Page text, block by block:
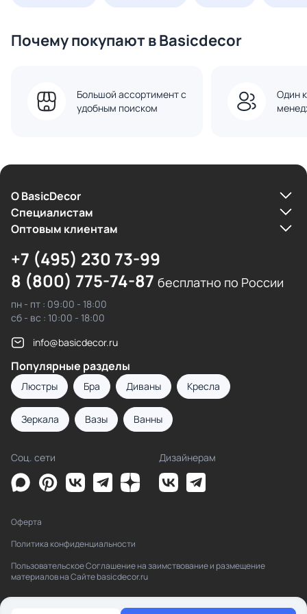
Почему покупают в Basicdecor
Большой ассортимент с
удобным поиском
Один
О BasicDecor
Cпециалистам
Оптовым клиентам
+7 (495) 230 73-99
8 (800) 775-74-87 бесплатно по России
пн - пт : 09:00 - 18:00
сб - вс : 10:00 - 18:00
info@basicdecor.ru
Популярные разделы
Люстры Бра Диваны Кресла
Зеркала Вазы Ванны
Соц. сети Дизайнерам
Оферта
Политика конфиденциальности
Пользовательское Соглашение на заимствование и размещение
материалов на Сайте basicdecor.ru